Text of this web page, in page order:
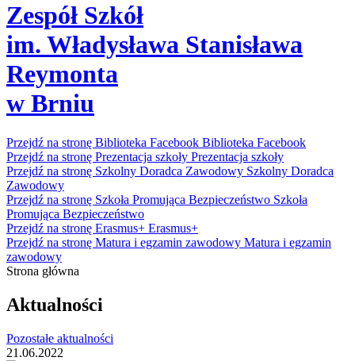
Zespół Szkół
im. Władysława Stanisława
Reymonta
w Brniu
Przejdź na stronę Biblioteka Facebook Biblioteka Facebook
Przejdź na stronę Prezentacja szkoły Prezentacja szkoły
Przejdź na stronę Szkolny Doradca Zawodowy Szkolny Doradca
Zawodowy
Przejdź na stronę Szkoła Promująca Bezpieczeństwo Szkoła
Promująca Bezpieczeństwo
Przejdź na stronę Erasmus+ Erasmus+
Przejdź na stronę Matura i egzamin zawodowy Matura i egzamin
zawodowy
Strona główna
Aktualności
Pozostałe aktualności
21.06.2022